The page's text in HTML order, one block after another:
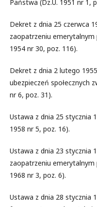
Państwa (Dz.U. 1951 nr 1,
Dekret z dnia 25 czerwca
zaopatrzeniu emerytalnym
1954 nr 30, poz. 116).
Dekret z dnia 2 lutego
ubezpieczeń społecznych
nr 6, poz. 31).
Ustawa z dnia 25 stycznia
1958 nr 5, poz. 16).
Ustawa z dnia 23 stycznia
zaopatrzeniu emerytalnym
1968 nr 3, poz. 6).
Ustawa z dnia 28 stycznia